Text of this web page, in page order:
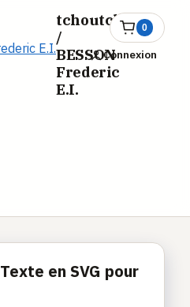
tchoutchou.fr
/
BESSON
Frederic
E.I.
0
Ouvrir
le
panier
Connexion
en SVG pour